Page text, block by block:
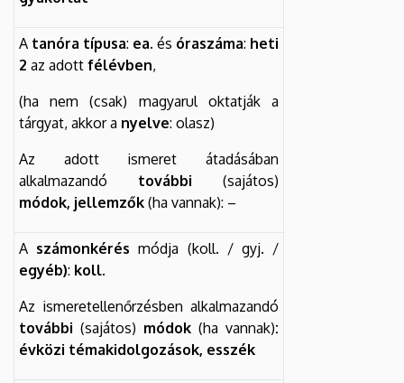
A tanóra típusa: ea. és óraszáma: heti
2 az adott félévben,
(ha nem (csak) magyarul oktatják a
tárgyat, akkor a nyelve: olasz)
Az adott ismeret átadásában
alkalmazandó további (sajátos)
módok, jellemzők (ha vannak): –
A számonkérésmódja (koll. / gyj. /
egyéb): koll.
Az ismeretellenőrzésben alkalmazandó
további (sajátos) módok (ha vannak):
évközi témakidolgozások, esszék